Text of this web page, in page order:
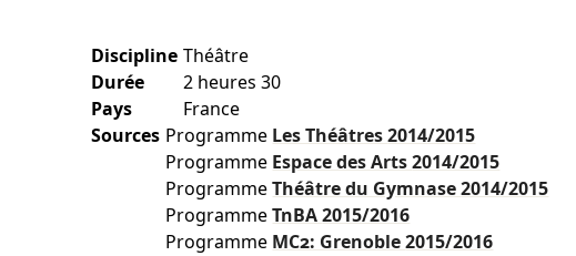
Discipline Théâtre
Durée
2 heures 30
Pays
France
Sources Programme Les Théâtres2014/2015
Programme Espace des Arts2014/2015
ProgrammeThéâtre du Gymnase2014/2015
ProgrammeTnBA2015/2016
Programme MC2: Grenoble2015/2016